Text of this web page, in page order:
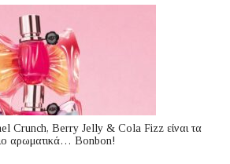
Crunch, Berry Jelly & Cola Fizz είναι τα
αρωματικά… Bonbon!